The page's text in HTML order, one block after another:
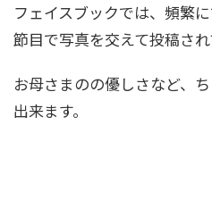
フェイスブックでは、頻繁
節目で写真を交えて投稿され
お母さまのの優しさなど、
出来ます。